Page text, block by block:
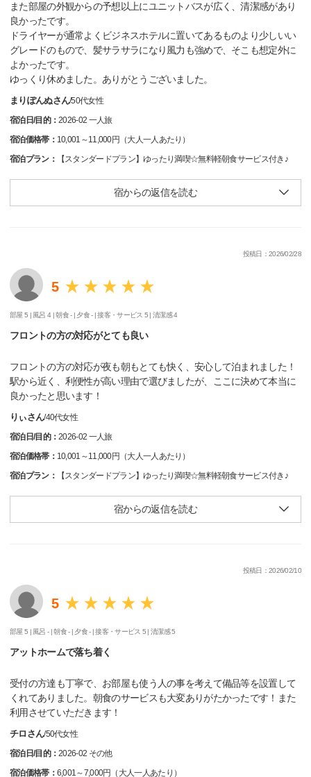
また部屋の外観からの予想以上にユニットバスが広く、清潔感があり
良かったです。
ドライヤーが通常よくビジネスホテルに置いてあるものより少しいい
グレードのもので、髪サラサラになり風力も強めで、そこも想定外に
よかったです。
ゆっくり休めました。ありがとうございました。
まりぽんぬさん/50代女性
宿泊日/目的：2026-02 一人旅
宿泊価格帯： 10,001～11,000円（大人一人あたり）
宿泊プラン：
【スタンダードプラン】ゆったり満喫☆無料軽朝食サービス付き♪
宿からの返信を読む
投稿日：2026/02/28
5
部屋 5 | 風呂 4 |朝食 - | 夕食 - |接客・サービス 5 |清潔感 4
フロントの方の対応がとても良い
フロントの方の対応が夜も朝もとても快く、安心して泊まれました！
駅から近く、利便性が高い理由で選びましたが、ここに決めて本当に
良かったと思います！
りぃさん/40代女性
宿泊日/目的：2026-02 一人旅
宿泊価格帯： 10,001～11,000円（大人一人あたり）
宿泊プラン：
【スタンダードプラン】ゆったり満喫☆無料軽朝食サービス付き♪
宿からの返信を読む
投稿日：2026/02/10
5
部屋 5 | 風呂 - |朝食 - | 夕食 - |接客・サービス 5 |清潔感 5
アットホームで落ち着く
受付の方達も丁寧で、お部屋も使う人の事を考えて備品等を設置して
くれてありました。朝食のサービスも大変ありがたかったです！また
利用させていただきます！
チロさん/50代女性
宿泊日/目的：2026-02 その他
宿泊価格帯： 6,001～7,000円（大人一人あたり）